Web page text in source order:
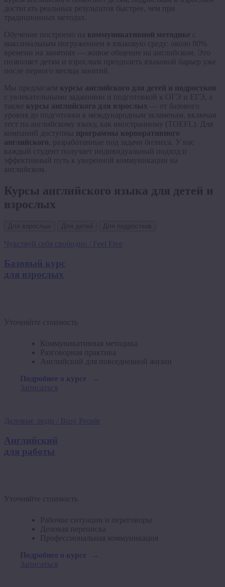
достигать реальных результатов быстрее, чем при
традиционных методах.
Обучение построено на коммуникативной методике с
максимальным погружением в языковую среду: около 80%
времени на занятиях — живое общение на английском. Это
позволяет детям и взрослым преодолеть языковой барьер уже
после первого месяца занятий.
Мы предлагаем курсы английского для детей и подростков
с увлекательными заданиями и подготовкой к ОГЭ и ЕГЭ, а
также курсы английского для взрослых — от базового
уровня до подготовки к международным экзаменам, включая
тест по английскому языку, как иностранному (TOEFL). Для
компаний доступны программы корпоративного
английского , разработанные под задачи бизнеса. У нас
каждый студент получает индивидуальный подход и
эффективный путь к уверенной коммуникации на
английском.
Курсы английского языка для детей и
взрослых
Чувствуй себя свободно / Feel Free
Базовый курс
для взрослых
Уточняйте стоимость
Коммуникативная методика
Разговорная практика
Английский для повседневной жизни
Подробнее о курсе
Записаться
Деловые люди / Busy People
Английский
для работы
Уточняйте стоимость
Рабочие ситуации и переговоры
Деловая переписка
Профессиональная коммуникация
Подробнее о курсе
Записаться